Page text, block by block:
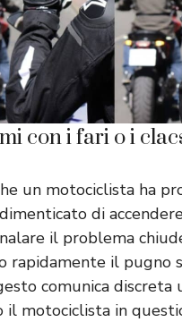
con i fari o i
un motociclista ha
di
il problema
rapidamente il pugno
comunica discreta
il motociclista in